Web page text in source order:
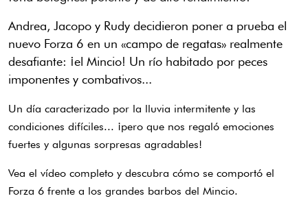
Andrea, Jacopo y Rudy decidieron poner a prueba el
nuevo Forza 6 en un «campo de regatas» realmente
desafiante: ¡el Mincio! Un río habitado por peces
imponentes y combativos...
Un día caracterizado por la lluvia intermitente y las
condiciones difíciles... ¡pero que nos regaló emociones
fuertes y algunas sorpresas agradables!
Vea el vídeo completo y descubra cómo se comportó el
Forza 6 frente a los grandes barbos del Mincio.